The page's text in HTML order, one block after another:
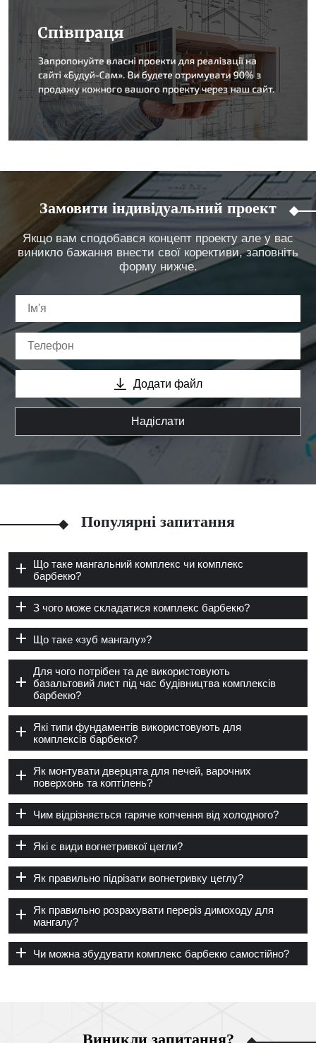
Замовити індивідуальний проект
Якщо вам сподобався концепт проекту але у вас
виникло бажання внести свої корективи, заповніть
форму нижче.
Додати файл
Надіслати
Популярні запитання
Що таке мангальний комплекс чи комплекс
барбекю?
З чого може складатися комплекс барбекю?
Що таке «зуб мангалу»?
Для чого потрібен та де використовують
базальтовий лист під час будівництва комплексів
барбекю?
Які типи фундаментів використовують для
комплексів барбекю?
Як монтувати дверцята для печей, варочних
поверхонь та коптілень?
Чим відрізняється гаряче копчення від холодного?
Які є види вогнетривкої цегли?
Як правильно підрізати вогнетривку цеглу?
Як правильно розрахувати переріз димоходу для
мангалу?
Чи можна збудувати комплекс барбекю самостійно?
Виникли запитання?